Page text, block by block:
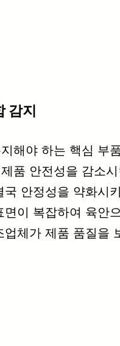
감지
해야 하는 핵심
품 안전성을 감소
안정성을 약화시
이 복잡하여 육안
체가 제품 품질을